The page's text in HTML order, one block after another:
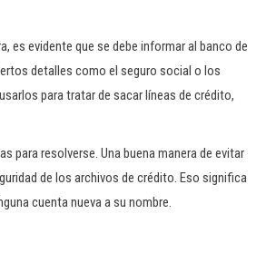
es evidente que se debe informar al banco de
detalles como el seguro social o los
para tratar de sacar líneas de crédito,
para resolverse. Una buena manera de evitar
de los archivos de crédito. Eso significa
cuenta nueva a su nombre.